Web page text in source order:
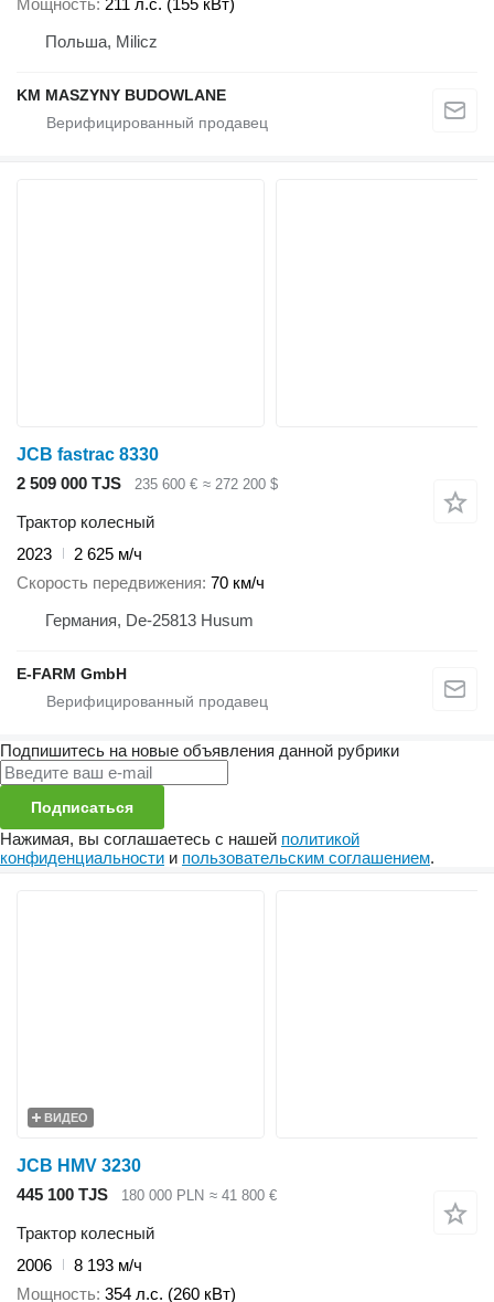
Мощность 211 л.с. (155 кВт)
Польша, Milicz
KM MASZYNY BUDOWLANE
JCB fastrac 8330
2 509 000 TJS
235 600 € ≈ 272 200 $
Трактор колесный
2023
2 625 м/ч
Скорость передвижения 70 км/ч
Германия, De-25813 Husum
E-FARM GmbH
Подпишитесь на новые объявления данной рубрики
Подписаться
Нажимая, вы соглашаетесь с нашей политикой
конфиденциальности и пользовательским соглашением.
ВИДЕО
JCB HMV 3230
445 100 TJS
180 000 PLN ≈ 41 800 €
Трактор колесный
2006
8 193 м/ч
Мощность 354 л.с. (260 кВт)